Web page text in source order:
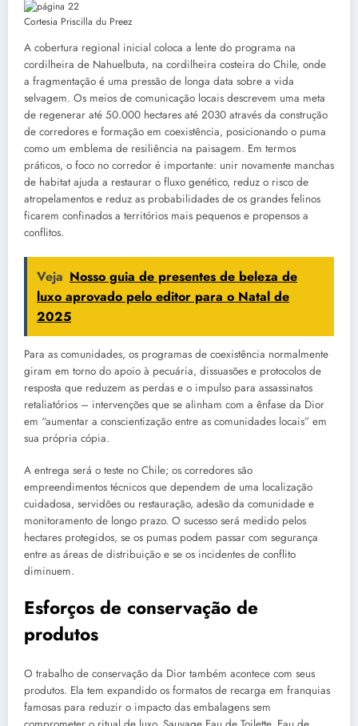
Cortesia Priscilla du Preez
A cobertura regional inicial coloca a lente do programa na
cordilheira de Nahuelbuta, na cordilheira costeira do Chile, onde
a fragmentação é uma pressão de longa data sobre a vida
selvagem. Os meios de comunicação locais descrevem uma meta
de regenerar até 50.000 hectares até 2030 através da construção
de corredores e formação em coexistência, posicionando o puma
como um emblema de resiliência na paisagem. Em termos
práticos, o foco no corredor é importante: unir novamente manchas
de habitat ajuda a restaurar o fluxo genético, reduz o risco de
atropelamentos e reduz as probabilidades de os grandes felinos
ficarem confinados a territórios mais pequenos e propensos a
conflitos.
Veja Nosso guia de presentes de beleza de
luxo aprovado pelo editor para o Natal de
2025
Para as comunidades, os programas de coexistência normalmente
giram em torno do apoio à pecuária, dissuasões e protocolos de
resposta que reduzem as perdas e o impulso para assassinatos
retaliatórios – intervenções que se alinham com a ênfase da Dior
em “aumentar a conscientização entre as comunidades locais” em
sua própria cópia.
A entrega será o teste no Chile; os corredores são
empreendimentos técnicos que dependem de uma localização
cuidadosa, servidões ou restauração, adesão da comunidade e
monitoramento de longo prazo. O sucesso será medido pelos
hectares protegidos, se os pumas podem passar com segurança
entre as áreas de distribuição e se os incidentes de conflito
diminuem.
Esforços de conservação de
produtos
O trabalho de conservação da Dior também acontece com seus
produtos. Ela tem expandido os formatos de recarga em franquias
famosas para reduzir o impacto das embalagens sem